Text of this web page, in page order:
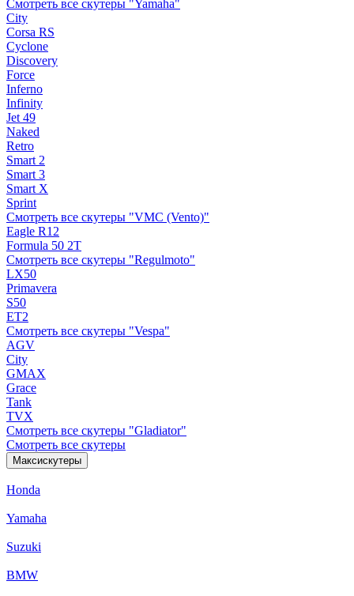
Смотреть все скутеры "Yamaha"
City
Corsa RS
Cyclone
Discovery
Force
Inferno
Infinity
Jet 49
Naked
Retro
Smart 2
Smart 3
Smart X
Sprint
Смотреть все скутеры "VMC (Vento)"
Eagle R12
Formula 50 2Т
Смотреть все скутеры "Regulmoto"
LX50
Primavera
S50
ET2
Смотреть все скутеры "Vespa"
AGV
City
GMAX
Grace
Tank
TVX
Смотреть все скутеры "Gladiator"
Смотреть все скутеры
Максискутеры
Honda
Yamaha
Suzuki
BMW